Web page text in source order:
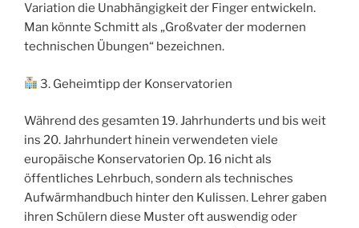
Variation die Unabhängigkeit der Finger entwickeln.
Man könnte Schmitt als „Großvater der modernen
technischen Übungen“ bezeichnen.
3. Geheimtipp der Konservatorien
Während des gesamten 19. Jahrhunderts und bis weit
ins 20. Jahrhundert hinein verwendeten viele
europäische Konservatorien Op. 16 nicht als
öffentliches Lehrbuch, sondern als technisches
Aufwärmhandbuch hinter den Kulissen. Lehrer gaben
ihren Schülern diese Muster oft auswendig oder